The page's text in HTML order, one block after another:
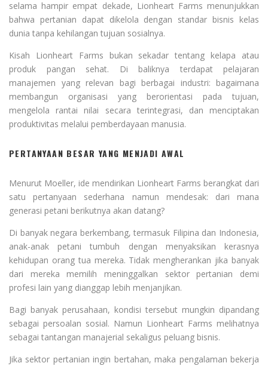
selama hampir empat dekade, Lionheart Farms menunjukkan
bahwa pertanian dapat dikelola dengan standar bisnis kelas
dunia tanpa kehilangan tujuan sosialnya.
Kisah Lionheart Farms bukan sekadar tentang kelapa atau
produk pangan sehat. Di baliknya terdapat pelajaran
manajemen yang relevan bagi berbagai industri: bagaimana
membangun organisasi yang berorientasi pada tujuan,
mengelola rantai nilai secara terintegrasi, dan menciptakan
produktivitas melalui pemberdayaan manusia.
PERTANYAAN BESAR YANG MENJADI AWAL
Menurut Moeller, ide mendirikan Lionheart Farms berangkat dari
satu pertanyaan sederhana namun mendesak: dari mana
generasi petani berikutnya akan datang?
Di banyak negara berkembang, termasuk Filipina dan Indonesia,
anak-anak petani tumbuh dengan menyaksikan kerasnya
kehidupan orang tua mereka. Tidak mengherankan jika banyak
dari mereka memilih meninggalkan sektor pertanian demi
profesi lain yang dianggap lebih menjanjikan.
Bagi banyak perusahaan, kondisi tersebut mungkin dipandang
sebagai persoalan sosial. Namun Lionheart Farms melihatnya
sebagai tantangan manajerial sekaligus peluang bisnis.
Jika sektor pertanian ingin bertahan, maka pengalaman bekerja